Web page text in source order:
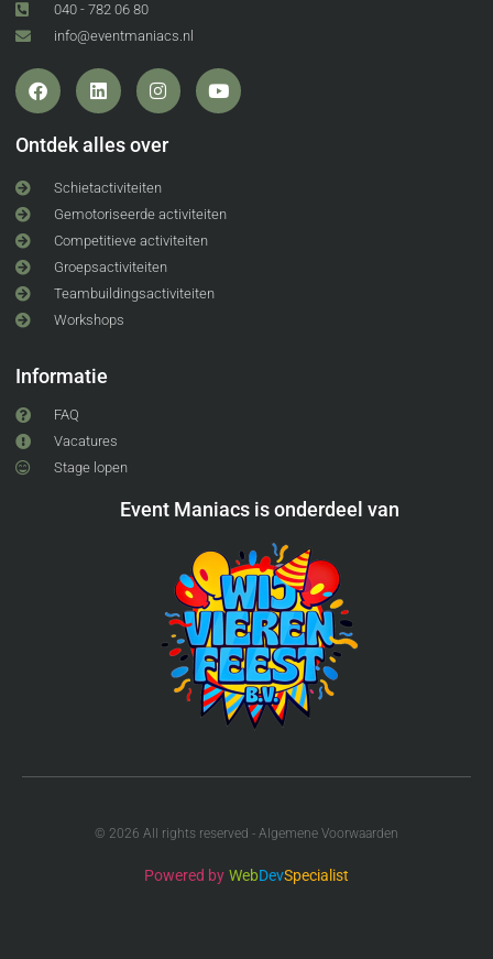
040 - 782 06 80
info@eventmaniacs.nl
Ontdek alles over
Schietactiviteiten
Gemotoriseerde activiteiten
Competitieve activiteiten
Groepsactiviteiten
Teambuildingsactiviteiten
Workshops
Informatie
FAQ
Vacatures
Stage lopen
Event Maniacs is onderdeel van
© 2026 All rights reserved - Algemene Voorwaarden
Powered by WebDevSpecialist